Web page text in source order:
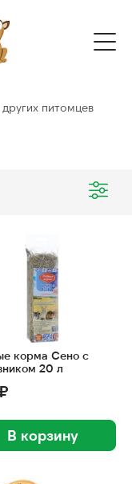
питомцев
корма Сено с
20 л
В корзину